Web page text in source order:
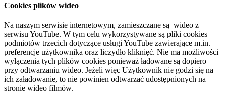
Cookies plików wideo
Na naszym serwisie internetowym, zamieszczane są wideo z
serwisu YouTube. W tym celu wykorzystywane są pliki cookies
podmiotów trzecich dotyczące usługi YouTube zawierające m.in.
preferencje użytkownika oraz liczydło kliknięć. Nie ma możliwości
wyłączenia tych plików cookies ponieważ ładowane są dopiero
przy odtwarzaniu wideo. Jeżeli więc Użytkownik nie godzi się na
ich załadowanie, to nie powinien odtwarzać udostępnionych na
stronie wideo filmów.